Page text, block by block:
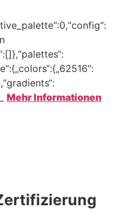
Mehr Informationen